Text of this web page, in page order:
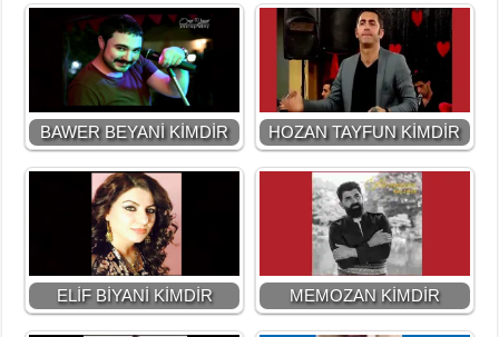
BAWER BEYANİ KİMDİR HOZAN TAYFUN KİMDİR
ELİF BİYANİ KİMDİR MEMOZAN KİMDİR